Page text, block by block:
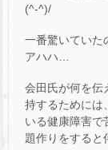
(^-^)/
一番驚いてい
アハハ…
会田氏が何を伝
持するためには
いる健康障害で
題作りをすると